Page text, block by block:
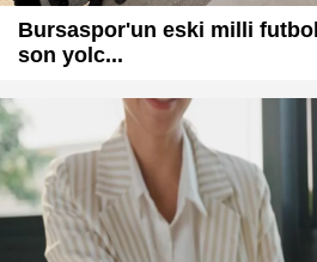
Bursaspor'un eski milli
son yolc...